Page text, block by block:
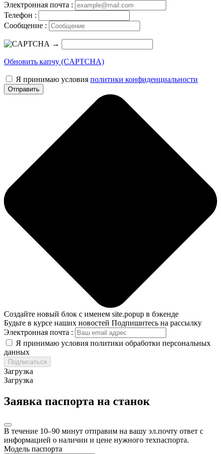
Электронная почта :
Телефон :
Сообщение :
→
Обновить капчу (CAPTCHA)
Я принимаю условия политики конфиденциальности
Отправить
Создайте новый блок с именем site.popup в бэкенде
Будьте в курсе наших новостей Подпишитесь на рассылку
Электронная почта :
Я принимаю условия политики обработки персональных
данных
Подписаться
Загрузка
Загрузка
Заявка паспорта на станок
В течение 10–90 минут отправим на вашу эл.почту ответ с
информацией о наличии и цене нужного техпаспорта.
Модель паспорта